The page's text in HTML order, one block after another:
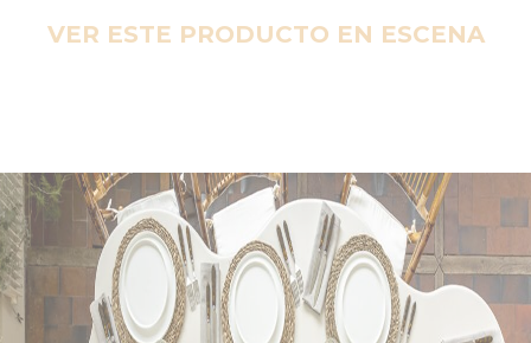
VER ESTE PRODUCTO EN ESCENA